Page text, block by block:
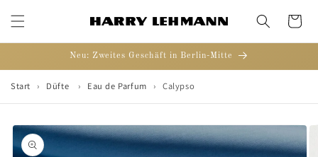
zum
Inhalt
Neu: Zweites Geschäft in Berlin-Mitte
Start Düfte Eau de Parfum Calypso